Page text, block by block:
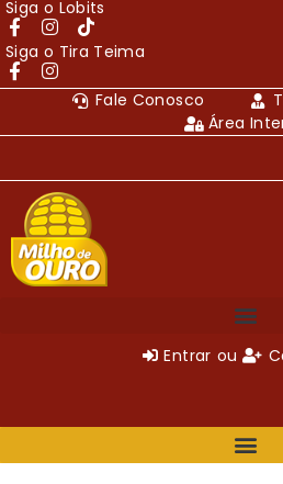
Siga o Lobits
Siga o Tira Teima
Fale Conosco
Área
Entrar ou